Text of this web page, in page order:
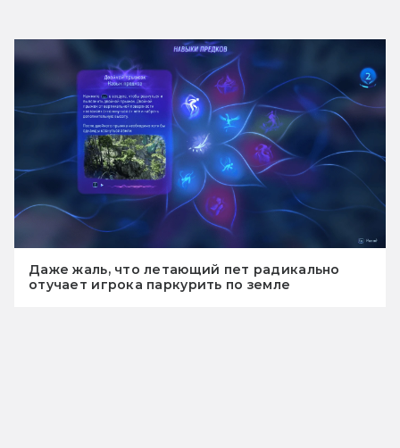
Даже жаль, что летающий пет радикально
отучает игрока паркурить по земле